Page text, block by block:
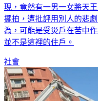
現，竟然有一男一女將天
擺拍，遭批評用別人的悲
為，可能是受災戶在苦中
並不是這裡的住戶。
社會